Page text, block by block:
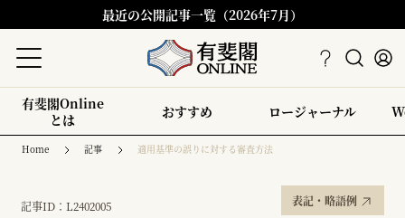
最近の公開記事一覧（2026年7月）
有斐閣Online
とは
おすすめ ロージャーナル
Home 記事 適用基準の誤りに対する審査方法
記事ID：L2402005 表記・略語例